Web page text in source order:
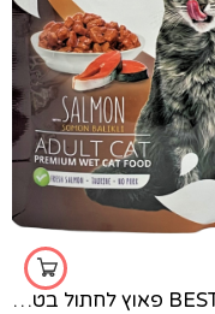
BESTPET פאוץ לחתול בטעם סלמון - 85 גרם